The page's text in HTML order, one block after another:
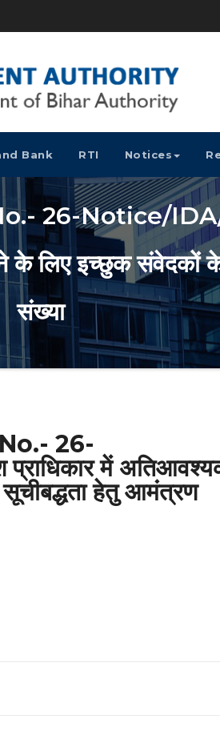
Bank RTI Notices
Notice/IDA/
के लिए इच्छुक संवेदकों
संख्या
26-
में
हेतु आमंत्रण